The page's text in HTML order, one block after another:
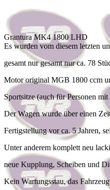
Grantura MK4 1800 LHD
Es wurden vom diesem letzten
gesamt nur gesamt nur ca. 78
Motor original MGB 1800 ccm
Sportsitze (auch für Personen
Der Wagen wurde über einen
Fertigstellung vor ca. 5 Jahren,
Unter anderem komplett neu
neue Kupplung, Scheiben und
Kein Wartungsstau, das